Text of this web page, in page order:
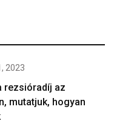
2023
rezsióradíj az
mutatjuk, hogyan